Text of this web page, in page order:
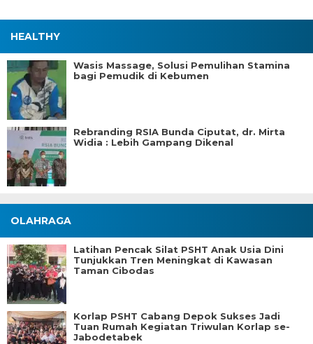
HEALTHY
Wasis Massage, Solusi Pemulihan Stamina
bagi Pemudik di Kebumen
Rebranding RSIA Bunda Ciputat, dr. Mirta
Widia : Lebih Gampang Dikenal
OLAHRAGA
Latihan Pencak Silat PSHT Anak Usia Dini
Tunjukkan Tren Meningkat di Kawasan
Taman Cibodas
Korlap PSHT Cabang Depok Sukses Jadi
Tuan Rumah Kegiatan Triwulan Korlap se-
Jabodetabek